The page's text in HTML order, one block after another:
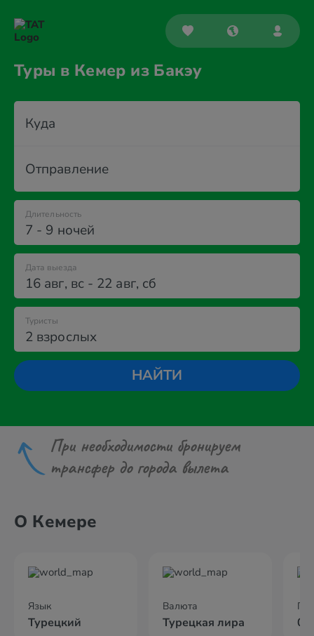
Туры в Кемер из Бакэу
Куда
Отправление
7 - 9 ночей
Длительность
Дата выезда
16 авг, вс- 22 авг, сб
2 взрослых
Туристы
НАЙТИ
При необходимости бронируем
трансфер до города вылета
О Кемере
Язык
Турецкий
Валюта
Турецкая лира